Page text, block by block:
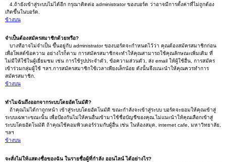
4.ถ้ายังเข้าสู่ระบบไม่ได้อีก กรุณาติดต่อ administrator ของบอร์ด ว่าอาจมีการตั้งค่าที่ไม่ถูกต้อง
เกิดขึ้นในบอร์ด.
ข้างบน
จำเป็นต้องสมัครสมาชิกด้วยหรือ?
บางทีอาจไม่จำเป็น ขึ้นอยู่กับ administrator ของบอร์ดจะกำหนดไว้ว่า คุณต้องสมัครสมาชิกก่อน
เพื่อโพสต์ข้อความ อย่างไรก็ตาม การสมัครสมาชิกจะทำให้คุณสามารถใช้คุณลักษณะเพิ่มเติม ที่
ไม่มีให้ใช้ในผู้เยี่ยมชม เช่น การใช้รูปประจำตัว, ข้อความส่วนตัว, ส่ง email ให้ผู้ใช้อื่น, การสมัคร
เข้าร่วมกลุ่มผู้ใช้ ฯลฯ.การสมัครสมาชิกใช้เวลาเพียงเล็กน้อย ดังนั้นจึงแนะนำให้คุณควรทำการ
สมัครสมาชิก.
ข้างบน
ทำไมฉันถึงออกจากระบบโดยอัตโนมัติ?
ถ้าคุณไม่ได้กาถูกหน้า เข้าสู่ระบบโดยอัตโนมัติ ขณะกำลังจะเข้าสู่ระบบ บอร์ดจะยอมให้คุณเข้าสู่
ระบบเฉพาะขณะนั้น เพื่อป้องกันไม่ให้คนอื่นเข้ามาใช้ชื่อบัญชีของคุณ.ไม่แนะนำให้คุณเลือกเข้าสู่
ระบบโดยอัตโนมัติ ถ้าคุณใช้คอมพิวเตอร์ร่วมกับผู้อื่น เช่น ในห้องสมุด, internet cafe, มหาวิทยาลัย,
ฯลฯ
ข้างบน
จะสั่งไม่ให้แสดงชื่อของฉัน ในรายชื่อผู้ที่กำลัง ออนไลน์ ได้อย่างไร?